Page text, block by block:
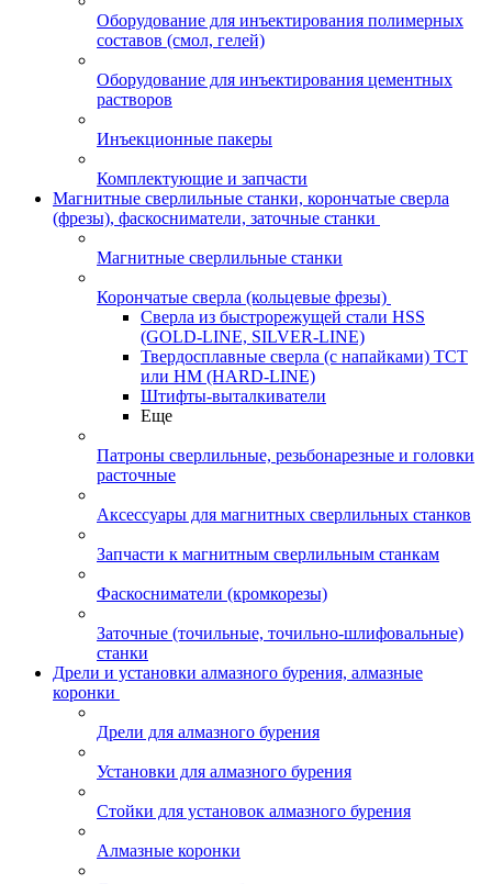
Оборудование для инъектирования полимерных
составов (смол, гелей)
Оборудование для инъектирования цементных
растворов
Инъекционные пакеры
Комплектующие и запчасти
Магнитные сверлильные станки, корончатые сверла
(фрезы), фаскосниматели, заточные станки
Магнитные сверлильные станки
Корончатые сверла (кольцевые фрезы)
Сверла из быстрорежущей стали HSS
(GOLD-LINE, SILVER-LINE)
Твердосплавные сверла (с напайками) ТСТ
или HM (HARD-LINE)
Штифты-выталкиватели
Еще
Патроны сверлильные, резьбонарезные и головки
расточные
Аксессуары для магнитных сверлильных станков
Запчасти к магнитным сверлильным станкам
Фаскосниматели (кромкорезы)
Заточные (точильные, точильно-шлифовальные)
станки
Дрели и установки алмазного бурения, алмазные
коронки
Дрели для алмазного бурения
Установки для алмазного бурения
Стойки для установок алмазного бурения
Алмазные коронки